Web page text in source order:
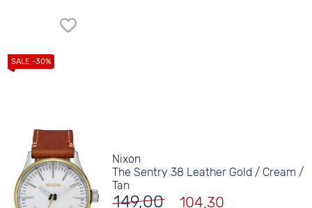
Nixon
The Sentry 38 Leather Gold / Cream /
Tan
149,00 104,30